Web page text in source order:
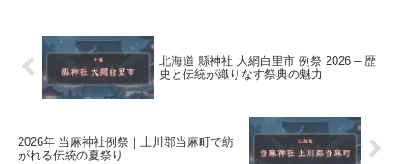
北海道 縣神社 大網白里市 例祭 2026 – 歴
史と伝統が織りなす祭典の魅力
2026年 当麻神社例祭｜上川郡当麻町で紡
がれる伝統の夏祭り